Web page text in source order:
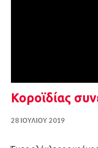
Κοροϊδίας
28 ΙΟΥΛΊΟΥ 2019
εκδοθεί διάταγμα για